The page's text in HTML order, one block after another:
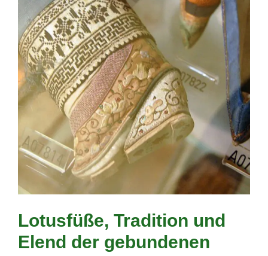
Lotusfüße, Tradition und
Elend der gebundenen